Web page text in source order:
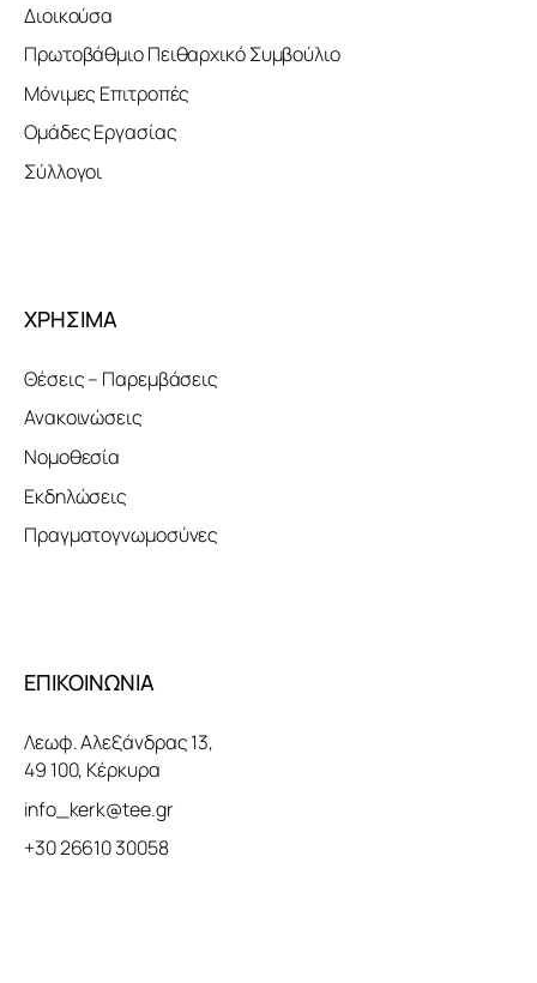
Διοικούσα
Πρωτοβάθμιο Πειθαρχικό Συμβούλιο
Μόνιμες Επιτροπές
Ομάδες Εργασίας
Σύλλογοι
ΧΡΗΣΙΜΑ
Θέσεις – Παρεμβάσεις
Ανακοινώσεις
Νομοθεσία
Εκδηλώσεις
Πραγματογνωμοσύνες
ΕΠΙΚΟΙΝΩΝΙΑ
Λεωφ. Αλεξάνδρας 13,
49 100, Κέρκυρα
info_kerk@tee.gr
+30 26610 30058